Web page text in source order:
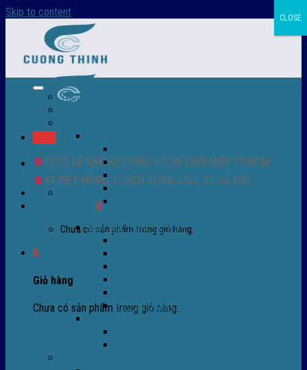
Skip to content
177/1 LÊ VĂN KHƯƠNG, P.TÂN THỚI HIỆP TP.HCM
47 VIỆT HÙNG, HUYỆN ĐÔNG ANH, TP.HÀ NỘI
0932 756 950
0
Chưa có sản phẩm trong giỏ hàng.
0
Giỏ hàng
Chưa có sản phẩm trong giỏ hàng.
Trang chủ – Màng co POF
Màng co PVC
Màng quấn PALLET- màng PE- màng chit
Màng skinpack - skinfilm - hút sát da
Máy bọc màng co POF
Phụ tùng thay thế
CLOSE